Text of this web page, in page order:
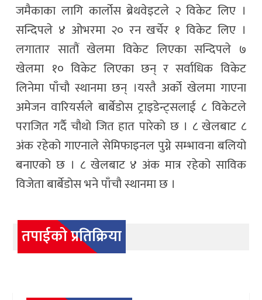
जमैकाका लागि कार्लोस ब्रेथवेइटले २ विकेट लिए ।
सन्दिपले ४ ओभरमा २० रन खर्चेर १ विकेट लिए ।
लगातार सातौं खेलमा विकेट लिएका सन्दिपले ७
खेलमा १० विकेट लिएका छन् र सर्वाधिक विकेट
लिनेमा पाँचौ स्थानमा छन् ।यस्तै अर्को खेलमा गाएना
अमेजन वारियर्सले बार्बेडोस ट्राइडेन्ट्सलाई ८ विकेटले
पराजित गर्दै चौथो जित हात पारेको छ । ८ खेलबाट ८
अंक रहेको गाएनाले सेमिफाइनल पुग्ने सम्भावना बलियो
बनाएको छ । ८ खेलबाट ४ अंक मात्र रहेको साविक
विजेता बार्बेडोस भने पाँचौ स्थानमा छ ।
तपाईको प्रतिक्रिया